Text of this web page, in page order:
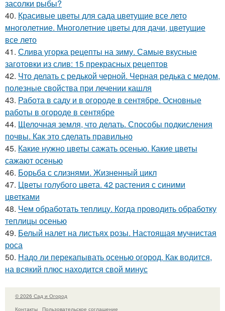
засолки рыбы?
40. Красивые цветы для сада цветущие все лето
многолетние. Многолетние цветы для дачи, цветущие
все лето
41. Слива угорка рецепты на зиму. Самые вкусные
заготовки из слив: 15 прекрасных рецептов
42. Что делать с редькой черной. Черная редька с медом,
полезные свойства при лечении кашля
43. Работа в саду и в огороде в сентябре. Основные
работы в огороде в сентябре
44. Щелочная земля, что делать. Способы подкисления
почвы. Как это сделать правильно
45. Какие нужно цветы сажать осенью. Какие цветы
сажают осенью
46. Борьба с слизнями. Жизненный цикл
47. Цветы голубого цвета. 42 растения с синими
цветками
48. Чем обработать теплицу. Когда проводить обработку
теплицы осенью
49. Белый налет на листьях розы. Настоящая мучнистая
роса
50. Надо ли перекапывать осенью огород. Как водится,
на всякий плюс находится свой минус
© 2026 Сад и Огород
Контакты
Пользовательское соглашение